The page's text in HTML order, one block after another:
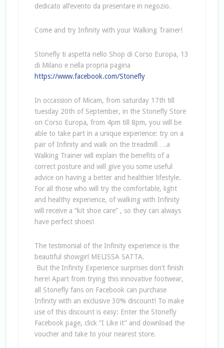
dedicato all’evento da presentare in negozio.
Come and try Infinity with your Walking Trainer!
Stonefly ti aspetta nello Shop di Corso Europa, 13
di Milano e nella propria pagina
https://www.facebook.com/Stonefly
In occassion of Micam, from saturday 17th till
tuesday 20th of September, in the Stonefly Store
on Corso Europa, from 4pm till 8pm, you will be
able to take part in a unique experience: try on a
pair of Infinity and walk on the treadmill….a
Walking Trainer will explain the benefits of a
correct posture and will give you some useful
advice on having a better and healthier lifestyle.
For all those who will try the comfortable, light
and healthy experience, of walking with Infinity
will receive a “kit shoe care” , so they can always
have perfect shoes!
The testimonial of the Infinity experience is the
beautiful showgirl MELISSA SATTA.
But the Infinity Experience surprises don’t finish
here! Apart from trying this innovative footwear,
all Stonefly fans on Facebook can purchase
Infinity with an exclusive 30% discount! To make
use of this discount is easy: Enter the Stonefly
Facebook page, click “I Like it” and download the
voucher and take to your nearest store.